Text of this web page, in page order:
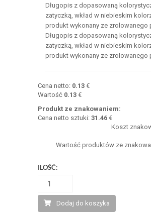
Długopis z dopasowaną
zatyczką, wkład w niebieskim
produkt wykonany ze zrolowanego
Długopis z dopasowaną
zatyczką, wkład w niebieskim
produkt wykonany ze zrolowanego
Cena netto: 0.13€
Wartość 0.13€
Produkt ze znakowaniem:
Cena netto sztuki: 31.46€
Koszt
Wartość produktów ze
ILOŚĆ:
Dodaj do koszyka